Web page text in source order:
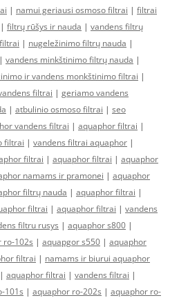
| namui geriausi osmoso filtrai | filtrai
| filtrų rūšys ir nauda | vandens filtrų
| nugeležinimo filtrų nauda |
| vandens minkštinimo filtrų nauda |
ir vandens monkštinimo filtrai |
filtrai | geriamo vandens
| atbulinio osmoso filtrai | seo
vandens filtrai | aquaphor filtrai |
filtrai | vandens filtrai aquaphor |
filtrai | aquaphor filtrai | aquaphor
namams ir pramonei | aquaphor
filtrų nauda | aquaphor filtrai |
filtrai | aquaphor filtrai | vandens
filtru rusys | aquaphor s800 |
ro-102s | aquapgor s550 | aquaphor
filtrai | namams ir biurui aquaphor
| aquaphor filtrai | vandens filtrai |
101s | aquaphor ro-202s | aquaphor ro-